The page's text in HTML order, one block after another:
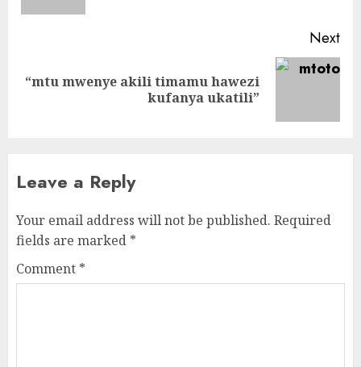
Next
Next
“mtu mwenye akili timamu hawezi
kufanya ukatili”
Leave a Reply
Your email address will not be published. Required
fields are marked *
Comment *